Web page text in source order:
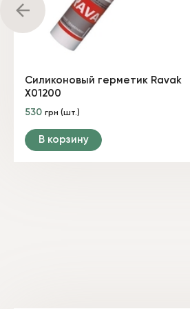
Силиконовый герметик Ravak
X01200
530 грн (шт.)
В корзину